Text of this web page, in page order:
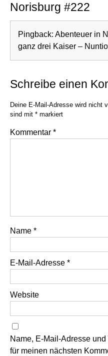
Norisburg #222
Pingback: Abenteuer in
ganz drei Kaiser –
Schreibe einen
Deine E-Mail-Adresse wird nicht
sind mit * markiert
Kommentar *
Name *
E-Mail-Adresse *
Website
Name, E-Mail-Adresse
für meinen nächsten